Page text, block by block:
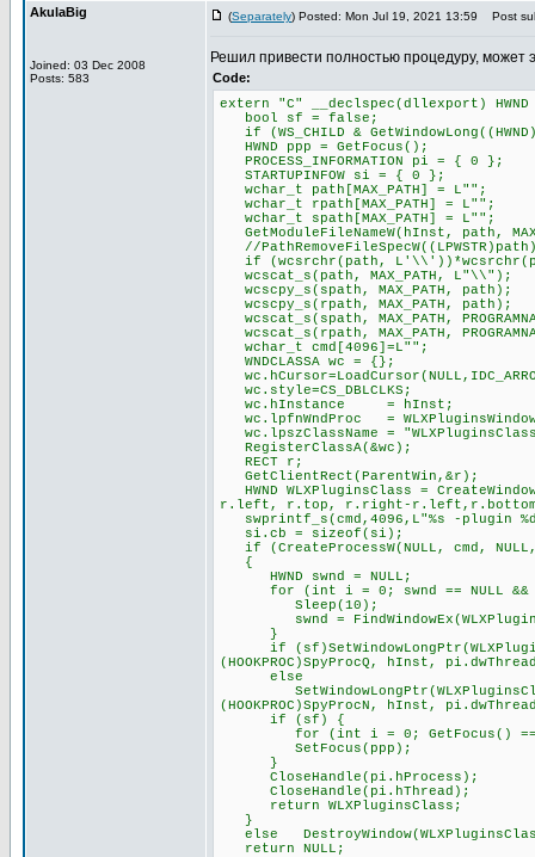
AkulaBig
Joined: 03 Dec 2008
Posts: 583
(Separately) Posted: Mon Jul 19, 2021 13:59 Post
Решил привести полностью процедуру, может
Code:
extern "C" __declspec(dllexport)
bool sf = false;
if (WS_CHILD &
HWND ppp = GetFocus();
PROCESS_INFORMATION pi = { 0 };
STARTUPINFOW si = { 0 };
wchar_t path[MAX_PATH] = L"";
wchar_t rpath[MAX_PATH] = L"";
wchar_t spath[MAX_PATH] = L"";
GetModuleFileNameW(hInst, path,
//
if (wcsrchr(path,
wcscat_s(path, MAX_PATH, L"\\");
wcscpy_s(spath, MAX_PATH, path);
wcscpy_s(rpath, MAX_PATH, path);
wcscat_s(spath, MAX_PATH,
wcscat_s(rpath, MAX_PATH,
wchar_t cmd[4096]=L"";
WNDCLASSA wc = {};
wc.style=CS_DBLCLKS;
wc.hInstance = hInst;
wc.lpfnWndProc =
wc.lpszClassName =
RegisterClassA(&wc);
RECT r;
GetClientRect(ParentWin,&r);
HWND WLXPluginsClass =
r.left, r.top, r.right-r.left,r.bottom-
swprintf_s(cmd,4096,L"%s -plugin
si.cb = sizeof(si);
if (CreateProcessW(NULL, cmd,
{
HWND swnd = NULL;
for (int i = 0; swnd == NULL &&
Sleep(10);
swnd =
}
if
(HOOKPROC)SpyProcQ, hInst,
else
SetWindowLongPtr(WLXPluginsClass,
(HOOKPROC)SpyProcN, hInst,
if (sf) {
for (int i = 0; GetFocus() ==
SetFocus(ppp);
}
CloseHandle(pi.hProcess);
CloseHandle(pi.hThread);
return WLXPluginsClass;
}
else
return NULL;